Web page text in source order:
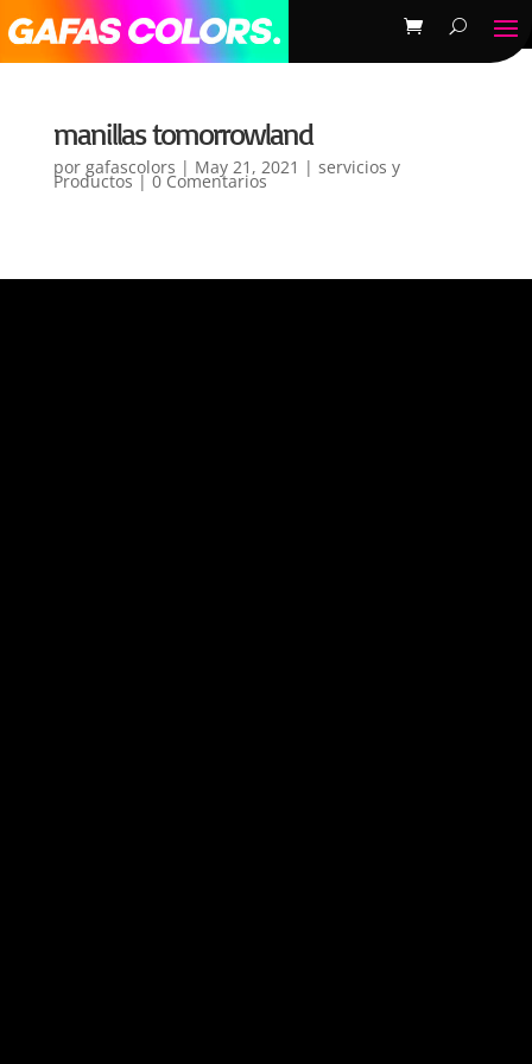
manillas tomorrowland
por gafascolors | May 21, 2021 | servicios y
Productos|0 Comentarios